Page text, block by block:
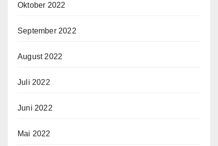
Oktober 2022
September 2022
August 2022
Juli 2022
Juni 2022
Mai 2022